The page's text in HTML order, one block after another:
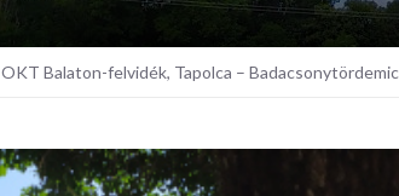
OKT Balaton-felvidék, Tapolca – Badacsonytördemic